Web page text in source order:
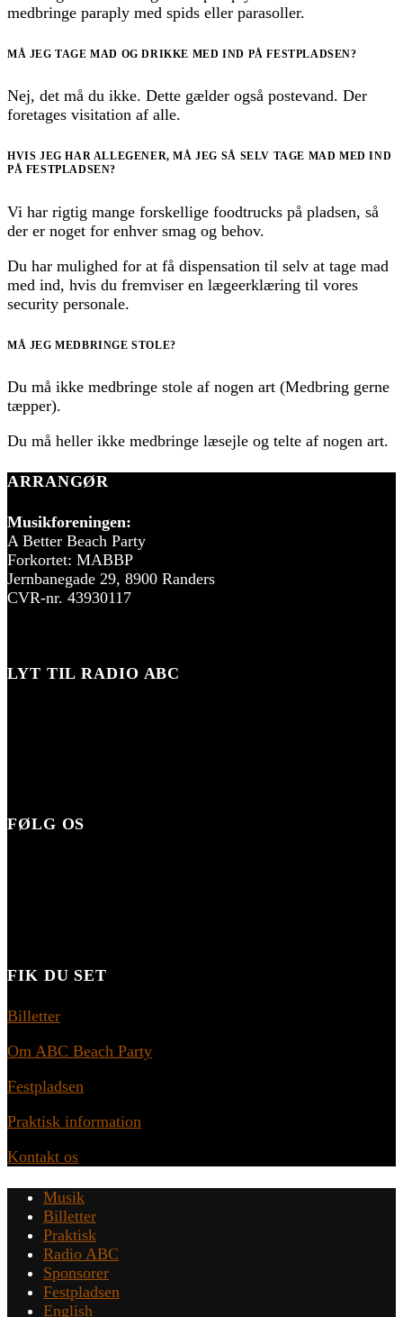
medbringe paraply med spids eller parasoller.
MÅ JEG TAGE MAD OG DRIKKE MED IND PÅ FESTPLADSEN?
Nej, det må du ikke. Dette gælder også postevand. Der
foretages visitation af alle.
HVIS JEG HAR ALLEGENER, MÅ JEG SÅ SELV TAGE MAD MED IND
PÅ FESTPLADSEN?
Vi har rigtig mange forskellige foodtrucks på pladsen, så
der er noget for enhver smag og behov.
Du har mulighed for at få dispensation til selv at tage mad
med ind, hvis du fremviser en lægeerklæring til vores
security personale.
MÅ JEG MEDBRINGE STOLE?
Du må ikke medbringe stole af nogen art (Medbring gerne
tæpper).
Du må heller ikke medbringe læsejle og telte af nogen art.
ARRANGØR
Musikforeningen:
A Better Beach Party
Forkortet: MABBP
Jernbanegade 29, 8900 Randers
CVR-nr. 43930117
LYT TIL RADIO ABC
FØLG OS
FIK DU SET
Billetter
Om ABC Beach Party
Festpladsen
Praktisk information
Kontakt os
Musik
Billetter
Praktisk
Radio ABC
Sponsorer
Festpladsen
English